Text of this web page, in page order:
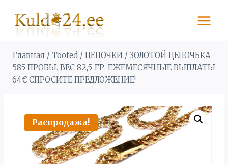
содержимому
Главная / Tooted / ЦЕПОЧКИ / ЗОЛОТОЙ ЦЕПОЧЬКА
585 ПРОБЫ. BЕС 82,5 ГР. ЕЖЕМЕСЯЧНЫЕ ВЫПЛАТЫ
64€ СПРОСИТЕ ПРЕДЛОЖЕНИЕ!
Распродажа!